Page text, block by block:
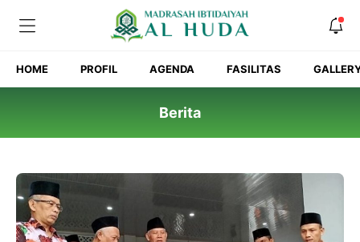
HOME PROFIL AGENDA FASILITAS
Berita